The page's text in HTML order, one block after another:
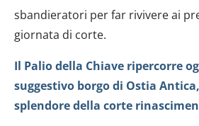
sbandieratori per far rivivere ai
giornata di corte.
Il Palio della Chiave ripercorre
suggestivo borgo di Ostia
splendore della corte